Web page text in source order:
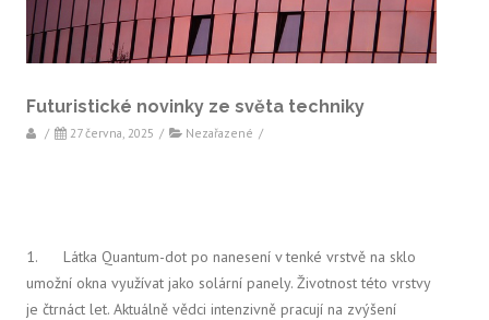
Futuristické novinky ze světa techniky
/ 27 června, 2025 / Nezařazené /
1. Látka Quantum-dot po nanesení v tenké vrstvě na sklo
umožní okna využívat jako solární panely. Životnost této vrstvy
je čtrnáct let. Aktuálně vědci intenzivně pracují na zvýšení